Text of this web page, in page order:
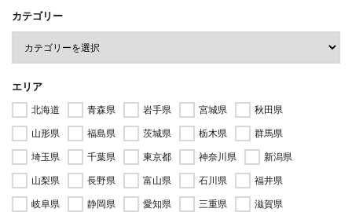
カテゴリー
エリア
北海道 青森県 岩手県 宮城県
秋田県
山形県
福島県 茨城県 栃木県
群馬県
埼玉県
千葉県 東京都 神奈川県
新潟県
山梨県
長野県 富山県 石川県
福井県
岐阜県
静岡県 愛知県 三重県
滋賀県